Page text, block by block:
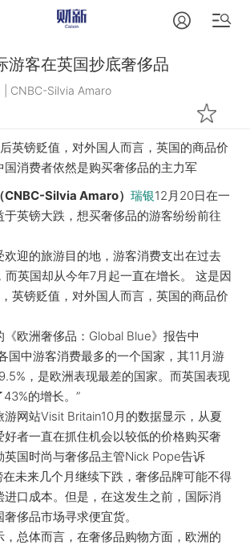
游客在英国抄底奢侈品
CNBC-Silvia Amaro
英镑贬值，对外国人而言，英国的商品价
国消费者依然是购买奢侈品的主力军
CNBC-Silvia Amaro）瑞银12月20日在一
于英镑大跌，想买奢侈品的游客纷纷前往
迎的旅游目的地，游客消费支出在过去
而英国却从今年7月起一直在增长。 这是因
英镑贬值，对外国人而言，英国的商品价
欧洲奢侈品：Global Blue》报告中
国中游客消费最多的一个国家，其11月游
，是欧洲表现最差的国家。而英国表现
的增长。”
网站Visit Britain10月的数据显示，从夏
好者一直在抓住机会以较低的价格购买奢
英国时尚与奢侈品主管Nick Pope告诉
未来几个月继续下跌，奢侈品牌可能不得
进口成本。但是，在这发生之前，国际消
侈品市场寻求便宜货。
总体而言，在奢侈品购物方面，欧洲的